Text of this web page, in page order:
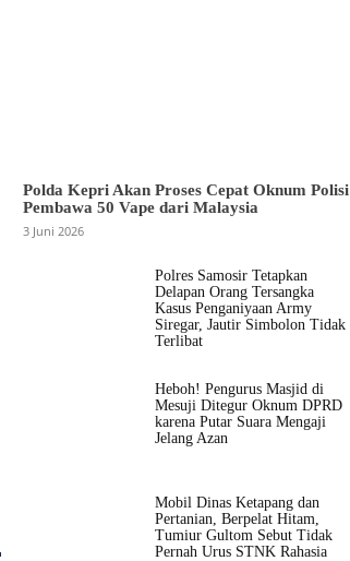
Polda Kepri Akan Proses Cepat Oknum Polisi
Pembawa 50 Vape dari Malaysia
3 Juni 2026
Polres Samosir Tetapkan
Delapan Orang Tersangka
Kasus Penganiyaan Army
Siregar, Jautir Simbolon Tidak
Terlibat
Heboh! Pengurus Masjid di
Mesuji Ditegur Oknum DPRD
karena Putar Suara Mengaji
Jelang Azan
Mobil Dinas Ketapang dan
Pertanian, Berpelat Hitam,
Tumiur Gultom Sebut Tidak
Pernah Urus STNK Rahasia